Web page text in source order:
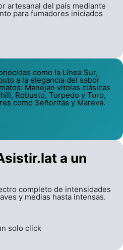
artesanal del país mediante
para fumadores iniciados
como la Línea Sur,
a la elegancia del sabor
Manejan vitolas clásicas
Robusto, Torpedo y Toro,
como Señoritas y Mareva.
a un
completo de intensidades
y medias hasta intensas.
solo click